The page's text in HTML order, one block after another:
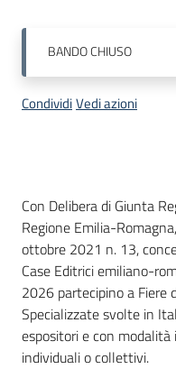
Seguici
su
BANDOCHIUSO
CondividiVedi azioni
Descrizione
Con Delibera di Giunta
Regione Emilia-
ottobre 2021 n. 13,
Case Editrici emiliano-
2026 partecipino a Fiere
Specializzate svolte in
espositori e con
individuali o collettivi.